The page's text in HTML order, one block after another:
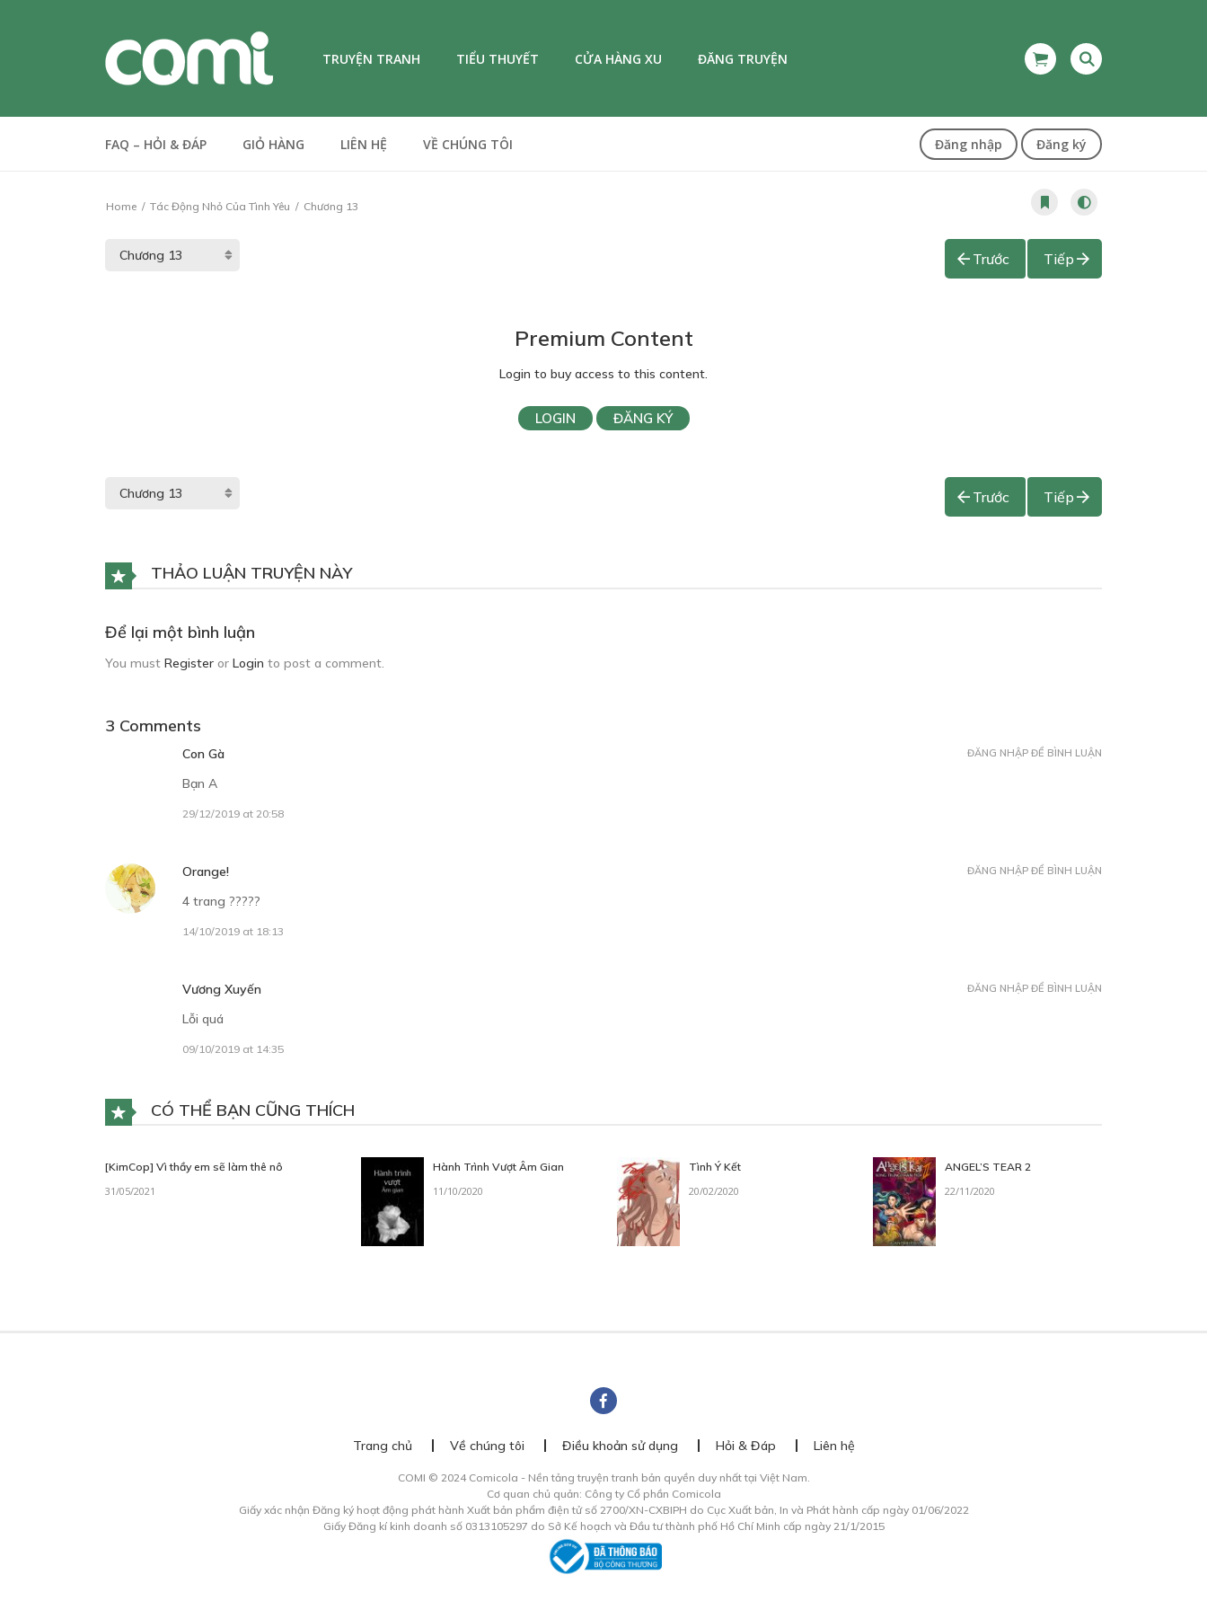
TRUYỆN TRANH TIỂU THUYẾT CỬA HÀNG XU ĐĂNG TRUYỆN
FAQ – HỎI & ĐÁP GIỎ HÀNG LIÊN HỆ VỀ CHÚNG TÔI Đăng nhập Đăng ký
Home Tác Động Nhỏ Của Tình Yêu Chương 13
Trước Tiếp
Premium Content
Login to buy access to this content.
LOGIN ĐĂNG KÝ
Trước Tiếp
THẢO LUẬN TRUYỆN NÀY
Để lại một bình luận
You must Register or Login to post a comment.
3 Comments
Con Gà
Bạn A
29/12/2019 at 20:58
ĐĂNG NHẬP ĐỂ BÌNH LUẬN
Orange!
4 trang ?????
14/10/2019 at 18:13
ĐĂNG NHẬP ĐỂ BÌNH LUẬN
Vương Xuyến
Lỗi quá
09/10/2019 at 14:35
ĐĂNG NHẬP ĐỂ BÌNH LUẬN
CÓ THỂ BẠN CŨNG THÍCH
[KimCop] Vì thầy em sẽ làm thê nô
31/05/2021
Hành Trình Vượt Âm Gian
11/10/2020
Tình Ý Kết
20/02/2020
ANGEL’S TEAR 2
22/11/2020
Trang chủ Về chúng tôi Điều khoản sử dụng Hỏi & Đáp Liên hệ
COMI © 2024 Comicola - Nền tảng truyện tranh bản quyền duy nhất tại Việt Nam.
Cơ quan chủ quản: Công ty Cổ phần Comicola
Giấy xác nhận Đăng ký hoạt động phát hành Xuất bản phẩm điện tử số 2700/XN-CXBIPH do Cục Xuất bản, In và Phát hành cấp ngày 01/06/2022
Giấy Đăng kí kinh doanh số 0313105297 do Sở Kế hoạch và Đầu tư thành phố Hồ Chí Minh cấp ngày 21/1/2015